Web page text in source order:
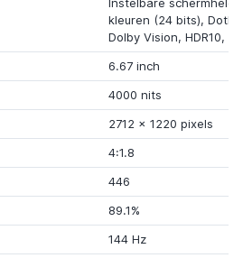
kleuren (24 bits),
Dolby Vision, HDR10,
6.67 inch
4000 nits
2712 x 1220 pixels
4:1.8
446
89.1%
144 Hz